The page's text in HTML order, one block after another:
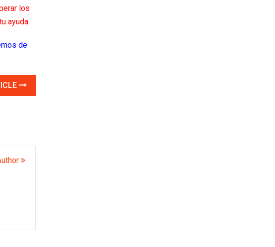
los
ayuda.
de